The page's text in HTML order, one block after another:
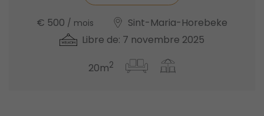
€ 500 / mois
Sint-Maria-Horebeke
Libre de: 7 novembre 2025
20m2